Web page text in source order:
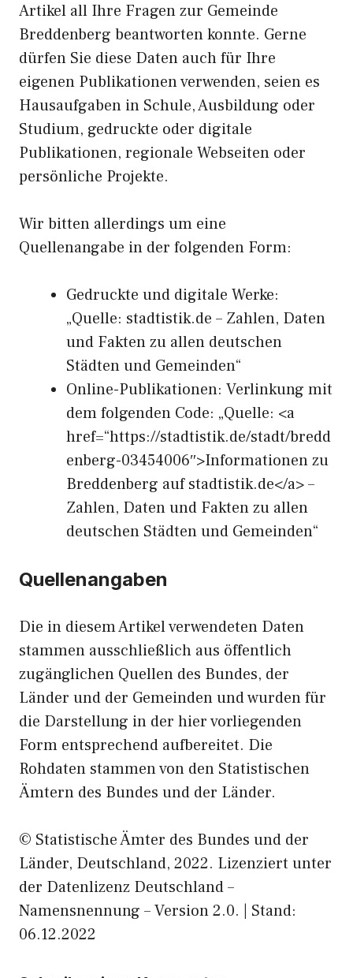
Artikel all Ihre Fragen zur Gemeinde
Breddenberg beantworten konnte. Gerne
dürfen Sie diese Daten auch für Ihre
eigenen Publikationen verwenden, seien es
Hausaufgaben in Schule, Ausbildung oder
Studium, gedruckte oder digitale
Publikationen, regionale Webseiten oder
persönliche Projekte.
Wir bitten allerdings um eine
Quellenangabe in der folgenden Form:
Gedruckte und digitale Werke:
„Quelle: stadtistik.de – Zahlen, Daten
und Fakten zu allen deutschen
Städten und Gemeinden“
Online-Publikationen: Verlinkung mit
dem folgenden Code: „Quelle: <a
href=“https://stadtistik.de/stadt/bredd
enberg-03454006″>Informationen zu
Breddenberg auf stadtistik.de</a> –
Zahlen, Daten und Fakten zu allen
deutschen Städten und Gemeinden“
Quellenangaben
Die in diesem Artikel verwendeten Daten
stammen ausschließlich aus öffentlich
zugänglichen Quellen des Bundes, der
Länder und der Gemeinden und wurden für
die Darstellung in der hier vorliegenden
Form entsprechend aufbereitet. Die
Rohdaten stammen von den Statistischen
Ämtern des Bundes und der Länder.
© Statistische Ämter des Bundes und der
Länder, Deutschland, 2022. Lizenziert unter
der Datenlizenz Deutschland –
Namensnennung – Version 2.0. | Stand:
06.12.2022